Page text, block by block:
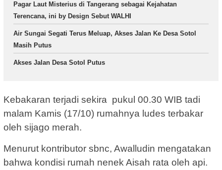
Pagar Laut Misterius di Tangerang sebagai Kejahatan
Terencana, ini by Design Sebut WALHI
Air Sungai Segati Terus Meluap, Akses Jalan Ke Desa Sotol
Masih Putus
Akses Jalan Desa Sotol Putus
Kebakaran terjadi sekira pukul 00.30 WIB tadi
malam Kamis (17/10) rumahnya ludes terbakar
oleh sijago merah.
Menurut kontributor sbnc, Awalludin mengatakan
bahwa kondisi rumah nenek Aisah rata oleh api.